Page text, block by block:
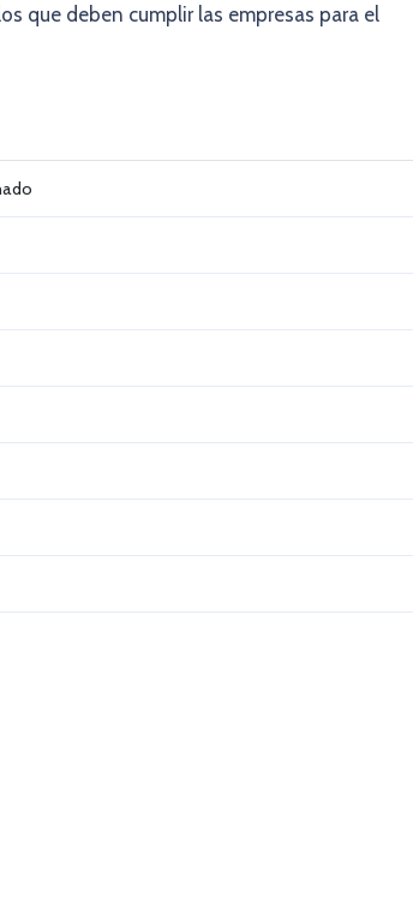
que deben cumplir las empresas para el